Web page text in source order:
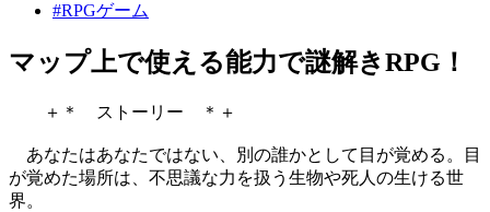
#RPGゲーム
マップ上で使える能力で謎解きRPG！
＋＊ ストーリー ＊＋
あなたはあなたではない、別の誰かとして目が覚める。目
が覚めた場所は、不思議な力を扱う生物や死人の生ける世
界。